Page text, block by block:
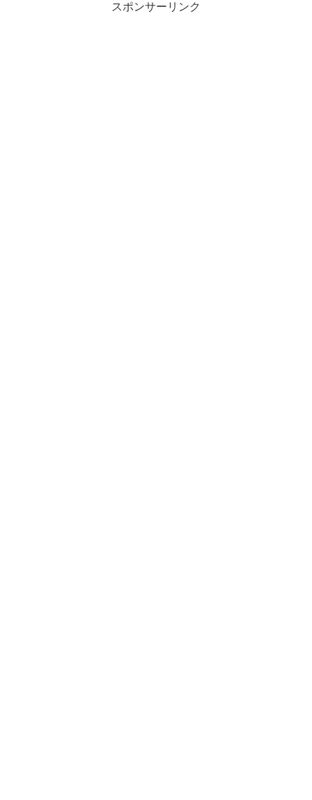
スポンサーリンク